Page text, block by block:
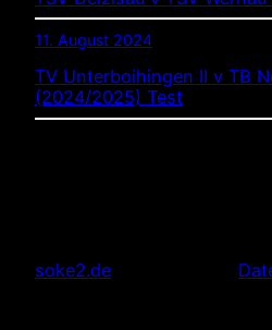
11. August 2024
TV Unterboihingen II v TB
(2024/2025) Test
soke2.de